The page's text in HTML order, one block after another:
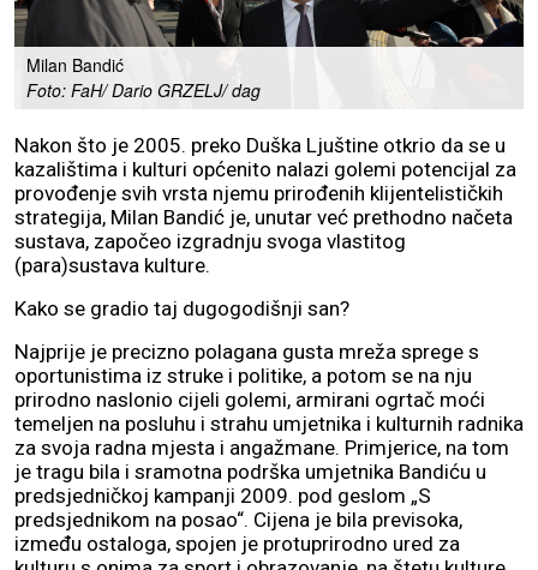
Milan Bandić
Foto: FaH/ Dario GRZELJ/ dag
Nakon što je 2005. preko Duška Ljuštine otkrio da se u
kazalištima i kulturi općenito nalazi golemi potencijal za
provođenje svih vrsta njemu prirođenih klijentelističkih
strategija, Milan Bandić je, unutar već prethodno načeta
sustava, započeo izgradnju svoga vlastitog
(para)sustava kulture.
Kako se gradio taj dugogodišnji san?
Najprije je precizno polagana gusta mreža sprege s
oportunistima iz struke i politike, a potom se na nju
prirodno naslonio cijeli golemi, armirani ogrtač moći
temeljen na posluhu i strahu umjetnika i kulturnih radnika
za svoja radna mjesta i angažmane. Primjerice, na tom
je tragu bila i sramotna podrška umjetnika Bandiću u
predsjedničkoj kampanji 2009. pod geslom „S
predsjednikom na posao“. Cijena je bila previsoka,
između ostaloga, spojen je protuprirodno ured za